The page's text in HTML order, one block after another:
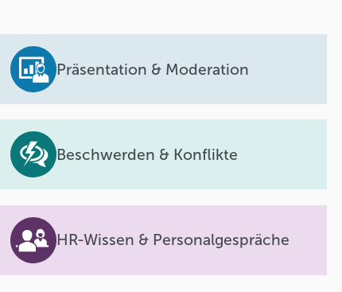
Präsentation & Moderation
Beschwerden & Konflikte
HR-Wissen & Personalgespräche